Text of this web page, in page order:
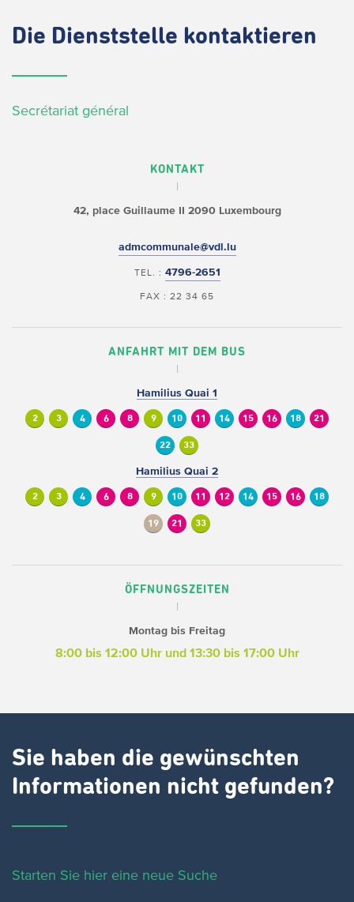
Die Dienststelle kontaktieren
Secrétariat général
KONTAKT
42, place Guillaume II 2090 Luxembourg
admcommunale@vdl.lu
TEL. : 4796-2651
FAX : 22 34 65
ANFAHRT MIT DEM BUS
Hamilius Quai 1
2 3 4 6 8 9 10 11 14 15 16 18 21
22 33
Hamilius Quai 2
2 3 4 6 8 9 10 11 12 14 15 16 18
19 21 33
ÖFFNUNGSZEITEN
Montag bis Freitag
8:00 bis 12:00 Uhr und 13:30 bis 17:00 Uhr
Sie haben die gewünschten
Informationen nicht gefunden?
Starten Sie hier eine neue Suche